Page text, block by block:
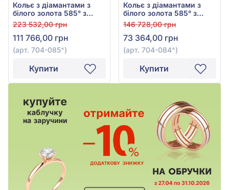
Кольє з діамантами з
білого золота 585° з
діамантом 0,58ct, арт.
704-085
223 532,00 грн
111 766,00 грн
(арт. 704-085^)
Купити
Кольє з діамантами з
білого золота 585° з
діамантом 0,34ct, арт.
704-084
146 728,00 грн
73 364,00 грн
(арт. 704-084^)
Купити